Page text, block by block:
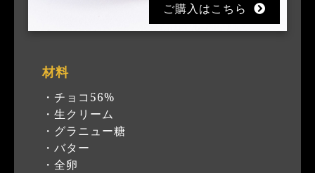
ご購入はこちら
材料
・チョコ56%
・生クリーム
・グラニュー糖
・バター
・全卵